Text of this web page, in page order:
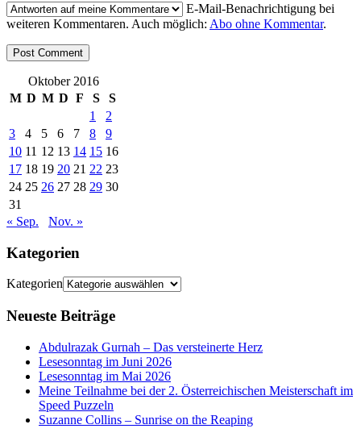
E-Mail-Benachrichtigung bei
weiteren Kommentaren. Auch möglich: Abo ohne Kommentar.
Oktober 2016
M D M D F S
S
1
2
3
4 5 6 7 8
9
10 11 12 13 14 15 16
17 18 19 20 21 22 23
24 25 26 27 28 29 30
31
« Sep.
Nov. »
Kategorien
Kategorien
Neueste Beiträge
Abdulrazak Gurnah – Das versteinerte Herz
Lesesonntag im Juni 2026
Lesesonntag im Mai 2026
Meine Teilnahme bei der 2. Österreichischen Meisterschaft im
Speed Puzzeln
Suzanne Collins – Sunrise on the Reaping